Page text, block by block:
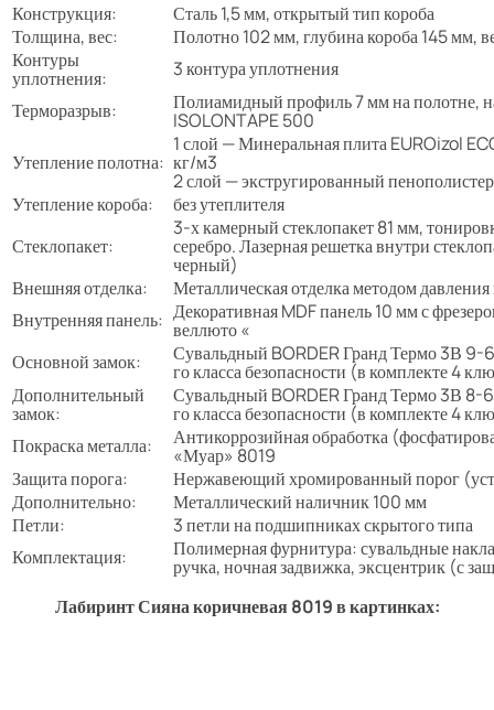
Конструкция:
Сталь 1,5 мм, открытый тип короба
Толщина, вес:
Полотно 102 мм, глубина короба 145 мм,
Контуры
уплотнения:
3 контура уплотнения
Терморазрыв:
Полиамидный профиль 7 мм на полотне,
ISOLONTAPE 500
Утепление полотна:
1 слой — Минеральная плита EUROizol
кг/м3
2 слой — экстругированный
Утепление короба:
без утеплителя
Стеклопакет:
3-х камерный стеклопакет 81 мм,
серебро. Лазерная решетка внутри
черный)
Внешняя отделка:
Металлическая отделка методом
Внутренняя панель: Декоративная MDF панель 10 мм с
веллюто «
Основной замок:
Сувальдный BORDER Гранд Термо 3В
го класса безопасности (в комплекте 4
Дополнительный
замок:
Сувальдный BORDER Гранд Термо 3В
го класса безопасности (в комплекте 4
Покраска металла:
Антикоррозийная обработка
«Муар» 8019
Защита порога:
Нержавеющий хромированный порог
Дополнительно:
Металлический наличник 100 мм
Петли:
3 петли на подшипниках скрытого типа
Комплектация:
Полимерная фурнитура: сувальдные
ручка, ночная задвижка, эксцентрик (с
Лабиринт Сияна коричневая 8019 в картинках: